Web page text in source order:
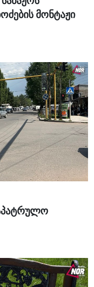
მონტაჟი